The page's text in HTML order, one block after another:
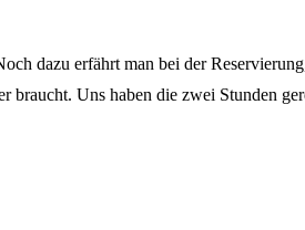
dazu erfährt man bei der
Uns haben die zwei Stunden